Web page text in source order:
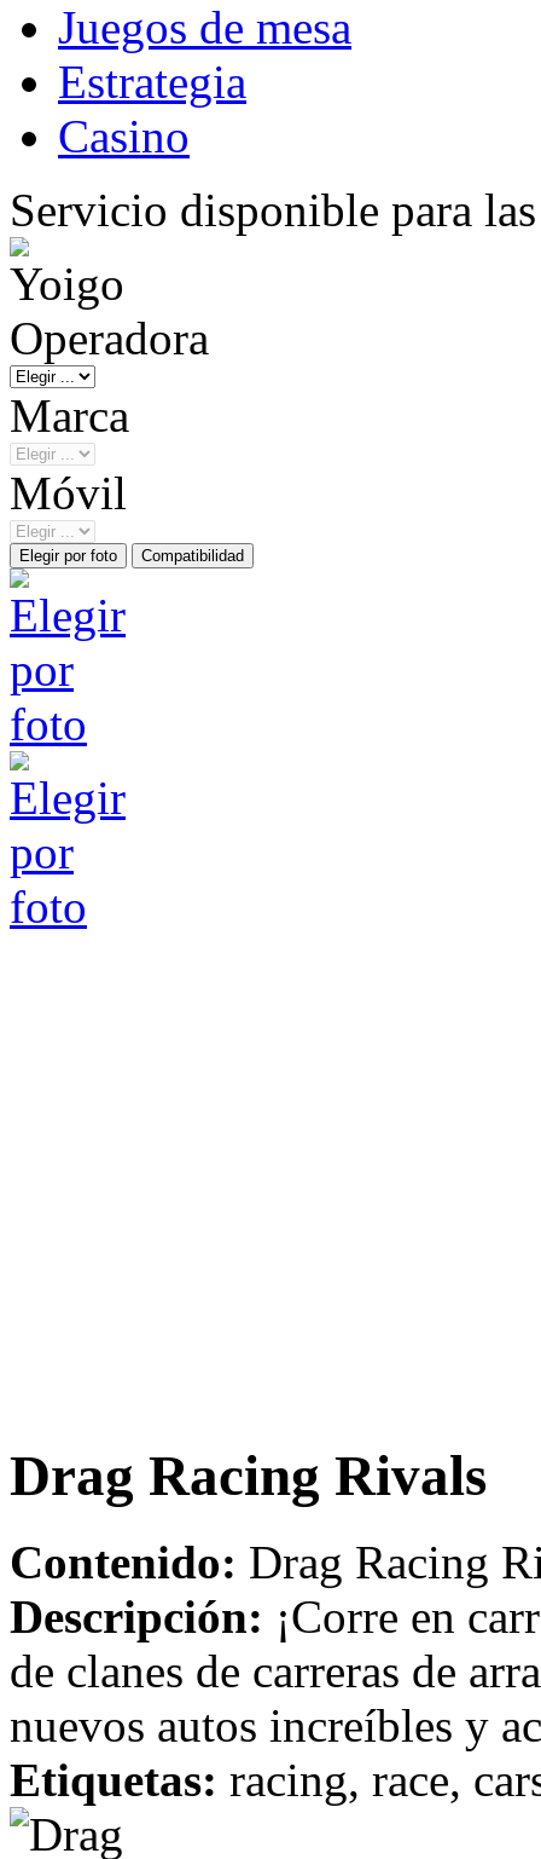
Juegos de mesa
Estrategia
Casino
Servicio disponible para
Operadora
Marca
Móvil
Drag Racing Rivals
Contenido: Drag Racing
Descripción: ¡Corre en
de clanes de carreras de
nuevos autos increíbles y
Etiquetas: racing, race,